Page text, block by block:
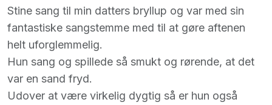
Stine sang til min datters bryllup og var med sin
fantastiske sangstemme med til at gøre aftenen
helt uforglemmelig.
Hun sang og spillede så smukt og rørende, at det
var en sand fryd.
Udover at være virkelig dygtig så er hun også